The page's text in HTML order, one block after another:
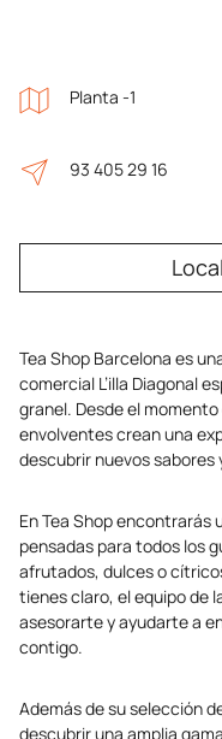
Planta -1
93 405 29 16
Tea Shop Barcelona es
comercial L’illa Diagonal
granel. Desde el
envolventes crean una
descubrir nuevos
En Tea Shop encontrarás
pensadas para todos los
afrutados, dulces o
tienes claro, el equipo de
asesorarte y ayudarte a
contigo.
Además de su selección
descubrir una amplia